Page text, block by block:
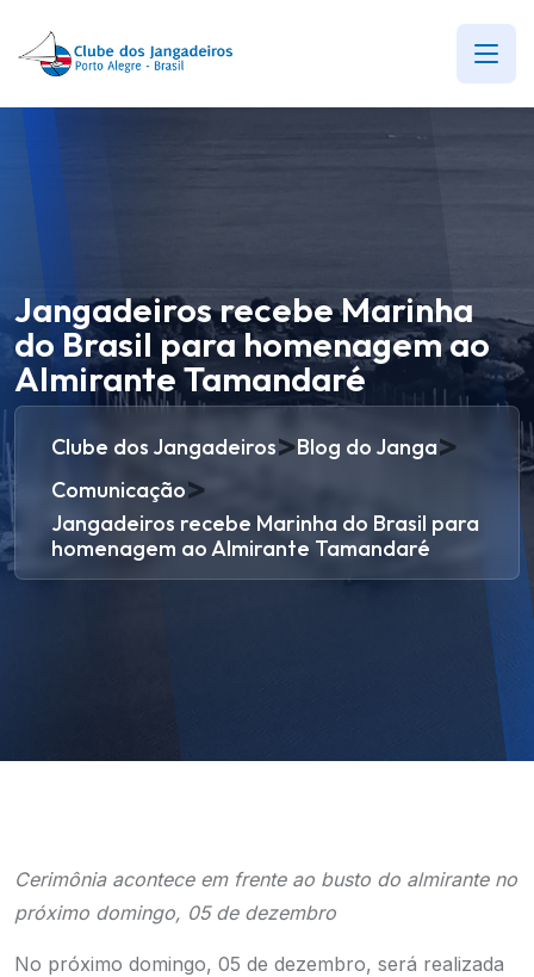
Jangadeiros recebe Marinha
do Brasil para homenagem ao
Almirante Tamandaré
Clube dos Jangadeiros>Blog do Janga>
Comunicação>
Jangadeiros recebe Marinha do Brasil para
homenagem ao Almirante Tamandaré
Cerimônia acontece em frente ao busto do almirante no
próximo domingo, 05 de dezembro
No próximo domingo, 05 de dezembro, será realizada